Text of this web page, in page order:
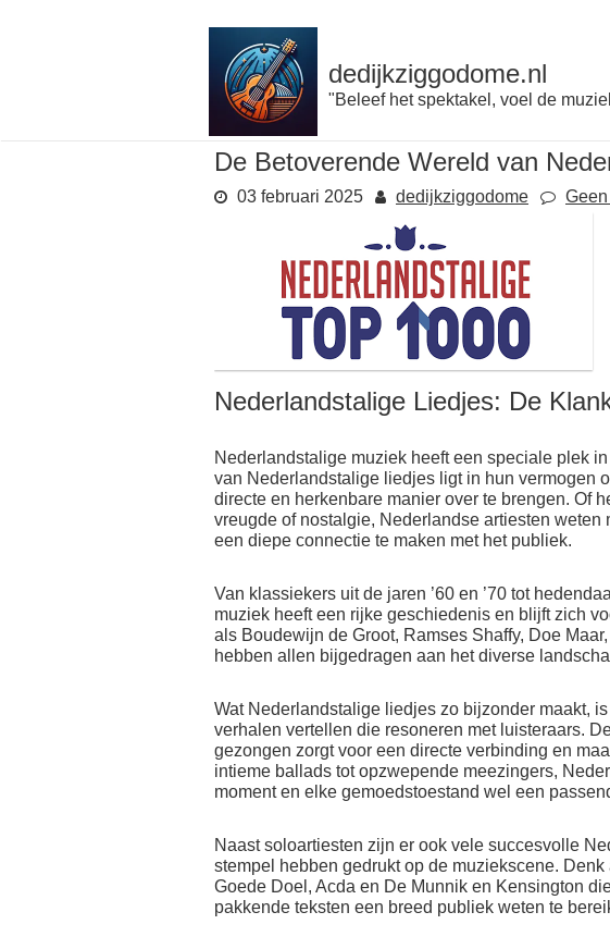
dedijkziggodome.nl
"Beleef het spektakel, voel de
De Betoverende Wereld van
03 februari 2025 dedijkziggodome
Nederlandstalige Liedjes: De
Nederlandstalige muziek heeft een speciale plek
van Nederlandstalige liedjes ligt in hun vermogen
directe en herkenbare manier over te brengen. Of
vreugde of nostalgie, Nederlandse artiesten weten
een diepe connectie te maken met het publiek.
Van klassiekers uit de jaren ’60 en ’70 tot
muziek heeft een rijke geschiedenis en blijft zich
als Boudewijn de Groot, Ramses Shaffy, Doe
hebben allen bijgedragen aan het diverse
Wat Nederlandstalige liedjes zo bijzonder maakt,
verhalen vertellen die resoneren met luisteraars.
gezongen zorgt voor een directe verbinding en
intieme ballads tot opzwepende meezingers,
moment en elke gemoedstoestand wel een
Naast soloartiesten zijn er ook vele succesvolle
stempel hebben gedrukt op de muziekscene.
Goede Doel, Acda en De Munnik en Kensington
pakkende teksten een breed publiek weten te